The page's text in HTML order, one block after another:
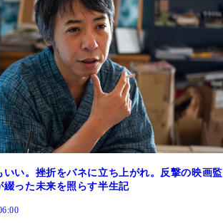
いい。挫折をバネに立ち上がれ。反撃の映画監
綴った未来を照らす半生記